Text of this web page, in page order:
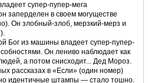
супер-пупер-мега
заперделен в своем могуществе
Он злобный-злоб, мерзкий-мерз и
Бог из машины владеет супер-пупер-
Он лениво наблюдает как
а потом снисходит... Дед Мороз.
рассказах в «Если» (один номер)
идентичные штампы — стало тошно.